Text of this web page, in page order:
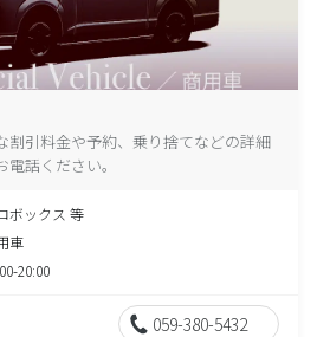
割引料金や予約、乗り捨てなどの詳細
話ください。
ボックス 等
車
20:00
059-380-5432